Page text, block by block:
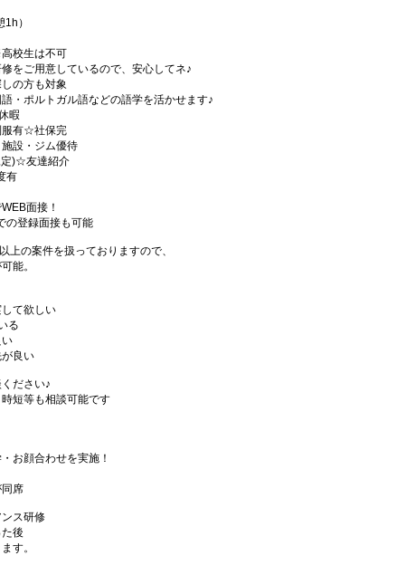
）
校生は不可
をご用意しているので、安心してネ♪
の方も対象
・ポルトガル語などの語学を活かせます♪
暇
有☆社保完
設・ジム優待
)☆友達紹介
有
面接！
の登録面接も可能
上の案件を扱っておりますので、
能。
して欲しい
る
い
が良い
ださい♪
短等も相談可能です
お顔合わせを実施！
席
ス研修
後
す。